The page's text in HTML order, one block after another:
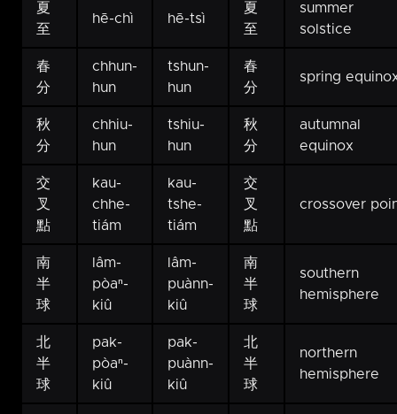
夏
至
hē-chì hē-tsì
夏
至
summer
solstice
春
分
chhun-
hun
tshun-
hun
春
分
spring
秋
分
chhiu-
hun
tshiu-
hun
秋
分
autumnal
equinox
交
叉
點
kau-
chhe-
tiám
kau-
tshe-
tiám
交
叉
點
crossover
南
半
球
lâm-
pòaⁿ-
kiû
lâm-
puànn-
kiû
南
半
球
southern
hemisphere
北
半
球
pak-
pòaⁿ-
kiû
pak-
puànn-
kiû
北
半
球
northern
hemisphere